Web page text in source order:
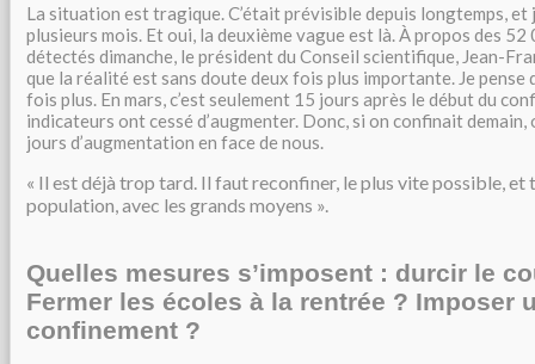
La situation est tragique. C’était prévisible depuis longtemps, et
plusieurs mois. Et oui, la deuxième vague est là. À propos des 52
détectés dimanche, le président du Conseil scientifique, Jean-
que la réalité est sans doute deux fois plus importante. Je pense
fois plus. En mars, c’est seulement 15 jours après le début du
indicateurs ont cessé d’augmenter. Donc, si on confinait
jours d’augmentation en face de nous.
« Il est déjà trop tard. Il faut reconfiner, le plus vite possible, et
population, avec les grands moyens ».
Quelles mesures s’imposent : durcir le
Fermer les écoles à la rentrée ? Imposer
confinement ?